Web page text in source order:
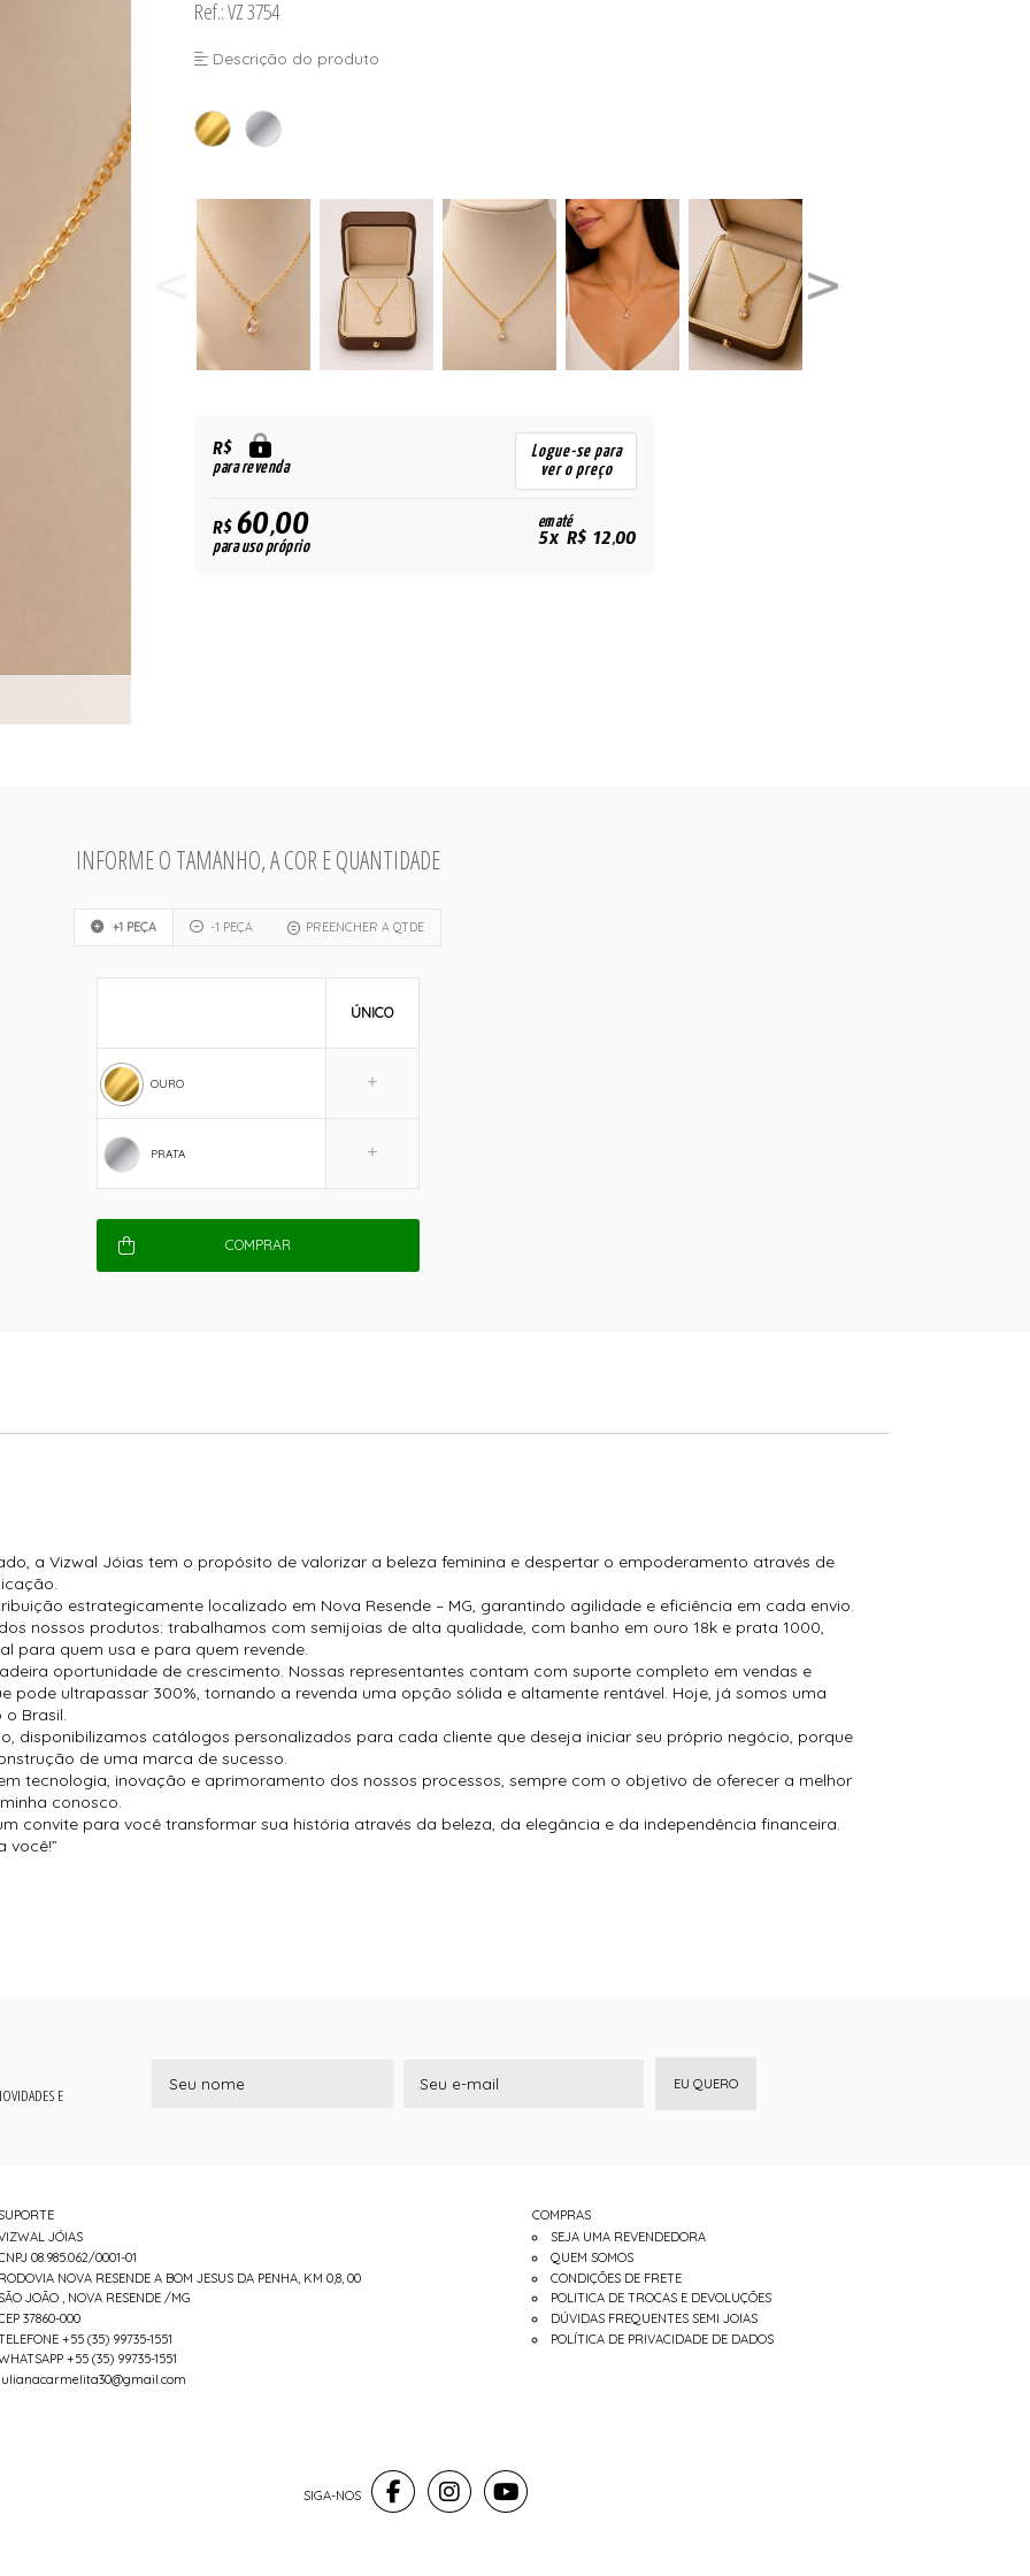
Ref.: VZ 3754
Descrição do produto
R$
para revenda
Logue-se para
ver o preço
R$60,00
para uso próprio
em até
5x R$ 12,00
INFORME O TAMANHO, A COR E QUANTIDADE
+1 PEÇA -1 PEÇA PREENCHER A QTDE
OURO
PRATA
ÚNICO
COMPRAR
a Vizwal Jóias tem o propósito de valorizar a beleza feminina e despertar o empoderamento através de
estrategicamente localizado em Nova Resende – MG, garantindo agilidade e eficiência em cada envio.
nossos produtos: trabalhamos com semijoias de alta qualidade, com banho em ouro 18k e prata 1000,
para quem usa e para quem revende.
oportunidade de crescimento. Nossas representantes contam com suporte completo em vendas e
pode ultrapassar 300%, tornando a revenda uma opção sólida e altamente rentável. Hoje, já somos uma
Brasil.
disponibilizamos catálogos personalizados para cada cliente que deseja iniciar seu próprio negócio, porque
de uma marca de sucesso.
tecnologia, inovação e aprimoramento dos nossos processos, sempre com o objetivo de oferecer a melhor
conosco.
convite para você transformar sua história através da beleza, da elegância e da independência financeira.
você!”
E EU QUERO
JÓIAS
08.985.062/0001-01
NOVA RESENDE A BOM JESUS DA PENHA, KM 0,8, 00
JOÃO , NOVA RESENDE /MG
37860-000
+55 (35) 99735-1551
+55 (35) 99735-1551
COMPRAS
SEJA UMA REVENDEDORA
QUEM SOMOS
CONDIÇÕES DE FRETE
POLITICA DE TROCAS E DEVOLUÇÕES
DÚVIDAS FREQUENTES SEMI JOIAS
POLÍTICA DE PRIVACIDADE DE DADOS